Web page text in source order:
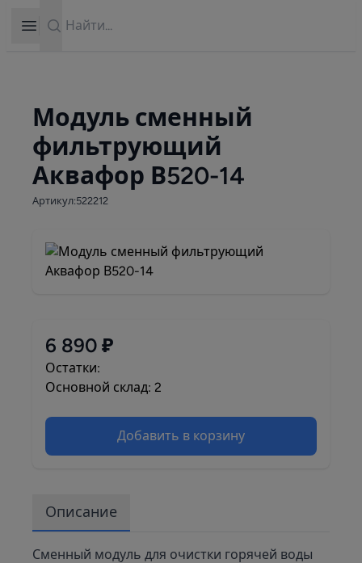
Open sidebar
Модуль сменный
фильтрующий
Аквафор В520-14
Артикул:522212
6 890 ₽
Остатки:
Основной склад: 2
Добавить в корзину
Описание
Сменный модуль для очистки горячей воды